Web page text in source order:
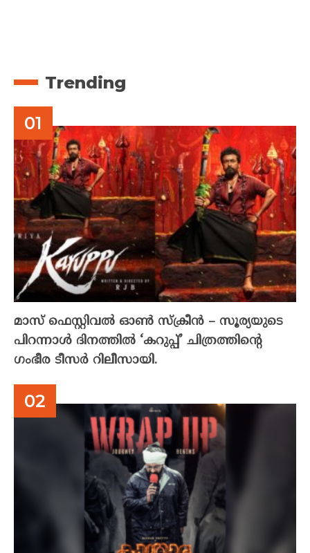
Trending
മാസ് ഫെസ്റ്റിവൽ ഓൺ സ്‌ക്രീൻ – സൂര്യയുടെ
പിറന്നാൾ ദിനത്തിൽ ‘കറുപ്പ്’ ചിത്രത്തിന്റെ
ഗംഭീര ടീസർ റിലീസായി.